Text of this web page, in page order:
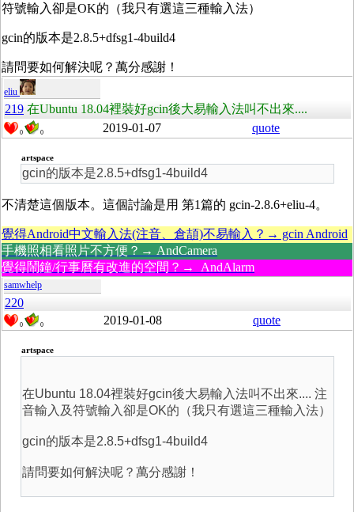
符號輸入卻是OK的（我只有選這三種輸入法）
gcin的版本是2.8.5+dfsg1-4build4
請問要如何解決呢？萬分感謝！
eliu
219 在Ubuntu 18.04裡裝好gcin後大易輸入法叫不出來....
0 0 2019-01-07 quote
artspace
gcin的版本是2.8.5+dfsg1-4build4
不清楚這個版本。這個討論是用 第1篇的 gcin-2.8.6+eliu-4。
覺得Android中文輸入法(注音、倉頡)不易輸入？→ gcin Android
手機照相看照片不方便？→ AndCamera
覺得鬧鐘/行事曆有改進的空間？→ AndAlarm
samwhelp
220
0 0 2019-01-08 quote
artspace
在Ubuntu 18.04裡裝好gcin後大易輸入法叫不出來.... 注
音輸入及符號輸入卻是OK的（我只有選這三種輸入法）
gcin的版本是2.8.5+dfsg1-4build4
請問要如何解決呢？萬分感謝！